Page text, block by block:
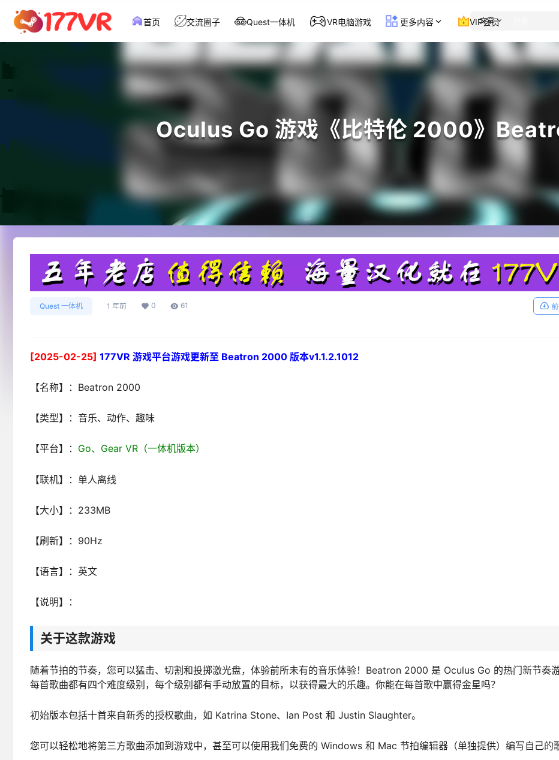
文章
首页 交流圈子 Quest一体机 VR电脑游戏 更多内容 VIP会员
Oculus Go 游戏《比特伦 2000》
Quest 一体机 1 年前 0 61
[2025-02-25] 177VR 游戏平台游戏更新至 Beatron 2000 版本v1.1.2.1012
【名称】：Beatron 2000
【类型】：音乐、动作、趣味
【平台】： Go、Gear VR（一体机版本）
【联机】：单人离线
【大小】：233MB
【刷新】：90Hz
【语言】：英文
【说明】：
关于这款游戏
随着节拍的节奏，您可以猛击、切割和投掷激光盘，体验前所未有的音乐体验！Beatron 2000 是 Oculus Go 的热门新节奏游
每首歌曲都有四个难度级别，每个级别都有手动放置的目标，以获得最大的乐趣。你能在每首歌中赢得金星吗？
初始版本包括十首来自新秀的授权歌曲，如 Katrina Stone、Ian Post 和 Justin Slaughter。
您可以轻松地将第三方歌曲添加到游戏中，甚至可以使用我们免费的 Windows 和 Mac 节拍编辑器（单独提供）编写自己的